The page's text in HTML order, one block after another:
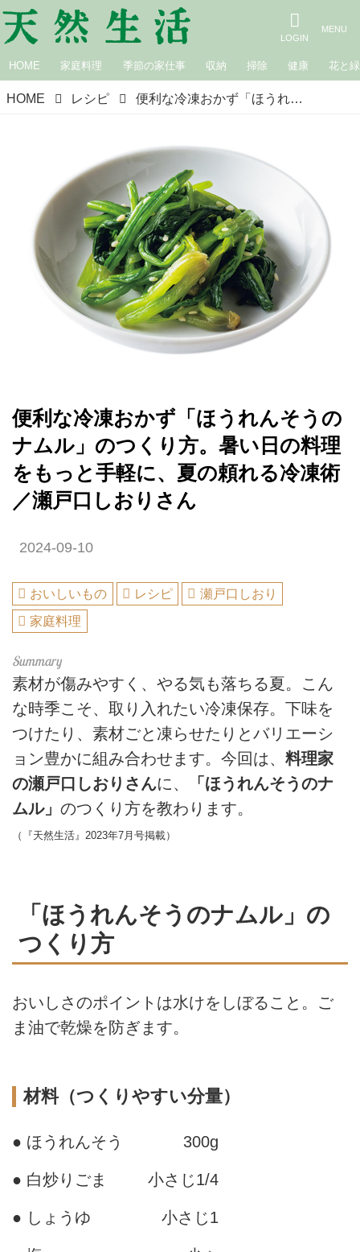
HOME 家庭料理 季節の家仕事 収納 掃除 健康 花と緑
HOME レシピ 便利な冷凍おかず「ほうれんそうのナムル」のつくり方。暑い日の料理をもっと手軽に、夏の頼れる冷凍術／瀬戸口しおりさん
便利な冷凍おかず「ほうれんそうの
ナムル」のつくり方。暑い日の料理
をもっと手軽に、夏の頼れる冷凍術
／瀬戸口しおりさん
2024-09-10
おいしいもの レシピ
瀬戸口しおり
家庭料理
素材が傷みやすく、やる気も落ちる夏。こん
な時季こそ、取り入れたい冷凍保存。下味を
つけたり、素材ごと凍らせたりとバリエーシ
ョン豊かに組み合わせます。今回は、 料理家
の瀬戸口しおりさんに、
「ほうれんそうのナ
ムル」 のつくり方を教わります。
（『天然生活』2023年7月号掲載）
「ほうれんそうのナムル」の
つくり方
おいしさのポイントは水けをしぼること。ご
ま油で乾燥を防ぎます。
材料（つくりやすい分量）
● ほうれんそう 300g
● 白炒りごま 小さじ1/4
● しょうゆ 小さじ1